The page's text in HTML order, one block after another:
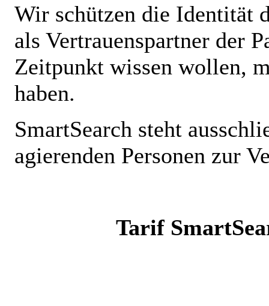
Wir schützen die Identität
als Vertrauenspartner der
Zeitpunkt wissen wollen,
haben.
SmartSearch steht
agierenden Personen zur
Tarif